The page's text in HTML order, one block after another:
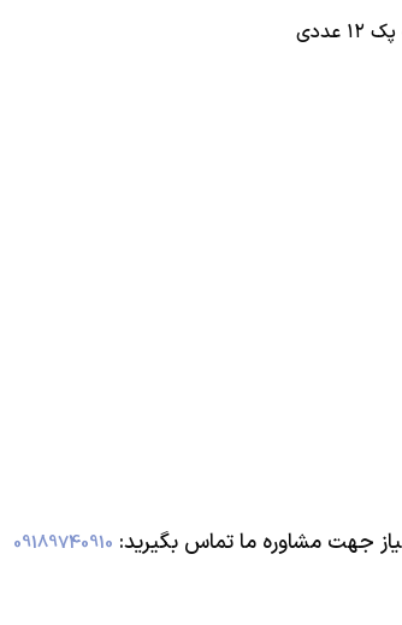
جهت مشاوره ما تماس بگیرید:‌ 09189740910